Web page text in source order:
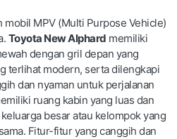
mobil MPV (Multi Purpose Vehicle)
Toyota New Alphard memiliki
dengan gril depan yang
terlihat modern, serta dilengkapi
dan nyaman untuk perjalanan
ruang kabin yang luas dan
besar atau kelompok yang
Fitur-fitur yang canggih dan